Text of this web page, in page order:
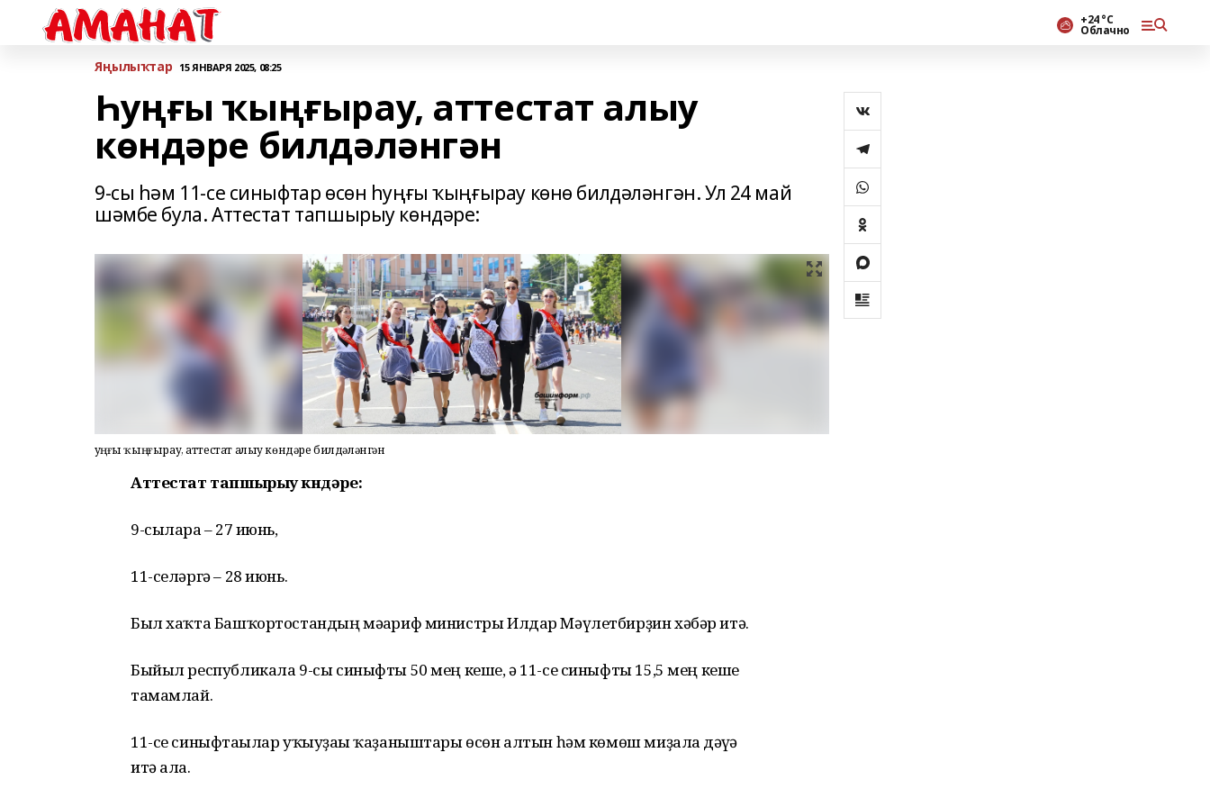
+24 °С
Облачно
Яңылыҡтар 15 ЯНВАРЯ 2025, 08:25
Һуңғы ҡыңғырау, аттестат алыу
көндәре билдәләнгән
9-сы һәм 11-се синыфтар өсөн һуңғы ҡыңғырау көнө билдәләнгән. Ул 24 май
шәмбе була. Аттестат тапшырыу көндәре:
Һуңғы ҡыңғырау, аттестат алыу көндәре билдәләнгән
Аттестат тапшырыу көндәре:
9-сыларға – 27 июнь,
11-селәргә – 28 июнь.
Был хаҡта Башҡортостандың мәғариф министры Илдар Мәүлетбирҙин хәбәр итә.
Быйыл республикала 9-сы синыфты 50 мең кеше, ә 11-се синыфты 15,5 мең кеше
тамамлай.
11-се синыфтағылар уҡыуҙағы ҡаҙаныштары өсөн алтын һәм көмөш миҙалға дәғүә
итә ала.